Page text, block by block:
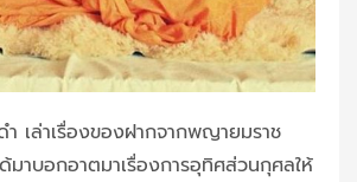
เล่าเรื่องของฝากจากพญายมราช
มาบอกอาตมาเรื่องการอุทิศส่วนกุศลให้